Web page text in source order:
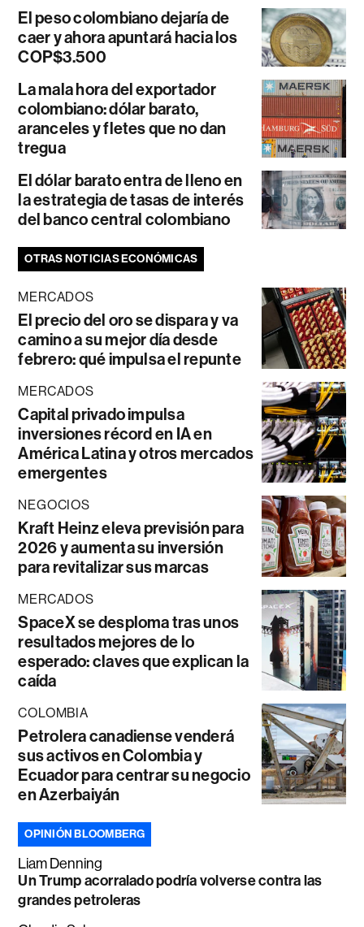
El peso colombiano dejaría de
caer y ahora apuntará hacia los
COP$3.500
La mala hora del exportador
colombiano: dólar barato,
aranceles y fletes que no dan
tregua
El dólar barato entra de lleno en
la estrategia de tasas de interés
del banco central colombiano
OTRAS NOTICIAS ECONÓMICAS
MERCADOS
El precio del oro se dispara y va
camino a su mejor día desde
febrero: qué impulsa el repunte
MERCADOS
Capital privado impulsa
inversiones récord en IA en
América Latina y otros mercados
emergentes
NEGOCIOS
Kraft Heinz eleva previsión para
2026 y aumenta su inversión
para revitalizar sus marcas
MERCADOS
SpaceX se desploma tras unos
resultados mejores de lo
esperado: claves que explican la
caída
COLOMBIA
Petrolera canadiense venderá
sus activos en Colombia y
Ecuador para centrar su negocio
en Azerbaiyán
OPINIÓN BLOOMBERG
Liam Denning
Un Trump acorralado podría volverse contra las
grandes petroleras